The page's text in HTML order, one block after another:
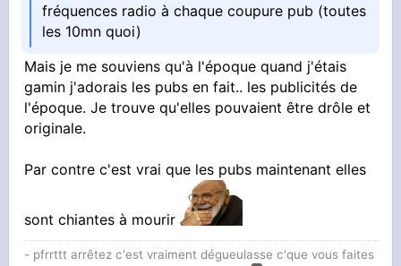
fréquences radio à chaque coupure pub (toutes
les 10mn quoi)
Mais je me souviens qu'à l'époque quand j'étais
gamin j'adorais les pubs en fait.. les publicités de
l'époque. Je trouve qu'elles pouvaient être drôle et
originale.
Par contre c'est vrai que les pubs maintenant elles
sont chiantes à mourir
- pfrrttt arrêtez c'est vraiment dégueulasse c'que vous faites